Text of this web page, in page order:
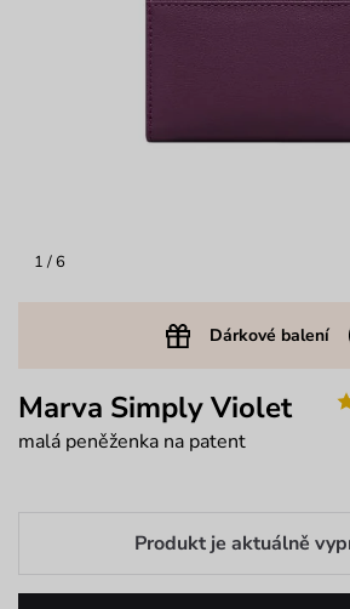
1 / 6
Dárkové balení
Marva Simply Violet
malá peněženka na patent
Produkt je aktuálně